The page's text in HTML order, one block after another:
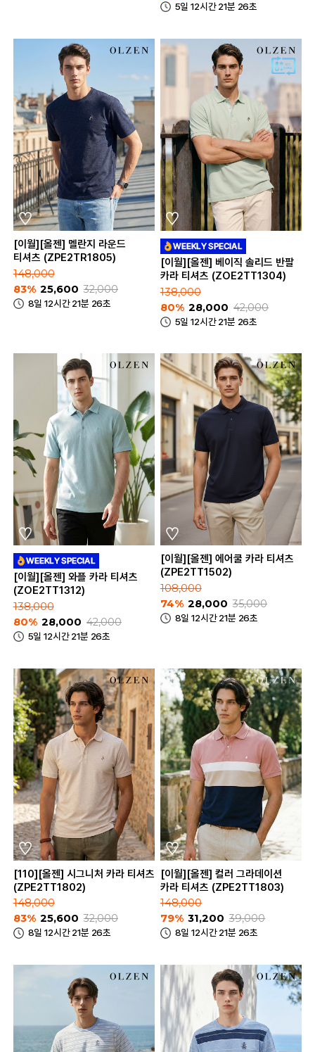
5일 12시간 21분 26초
[이월][올젠] 멜란지 라운드
티셔츠 (ZPE2TR1805)
148,000
83% 25,600 32,000
8일 12시간 21분 26초
[이월][올젠] 베이직 솔리드 반팔
카라 티셔츠 (ZOE2TT1304)
138,000
80% 28,000 42,000
5일 12시간 21분 26초
[이월][올젠] 와플 카라 티셔츠
(ZOE2TT1312)
138,000
80% 28,000 42,000
5일 12시간 21분 26초
[이월][올젠] 에어쿨 카라 티셔츠
(ZPE2TT1502)
108,000
74% 28,000 35,000
8일 12시간 21분 26초
[110][올젠] 시그니처 카라 티셔츠
(ZPE2TT1802)
148,000
83% 25,600 32,000
8일 12시간 21분 26초
[이월][올젠] 컬러 그라데이션
카라 티셔츠 (ZPE2TT1803)
148,000
79% 31,200 39,000
8일 12시간 21분 26초